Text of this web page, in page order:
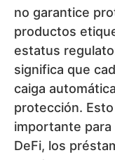
no garantice
productos
estatus
significa que
caiga
protección.
importante
DeFi, los